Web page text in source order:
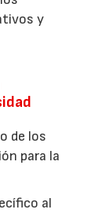
y
de los
para la
al